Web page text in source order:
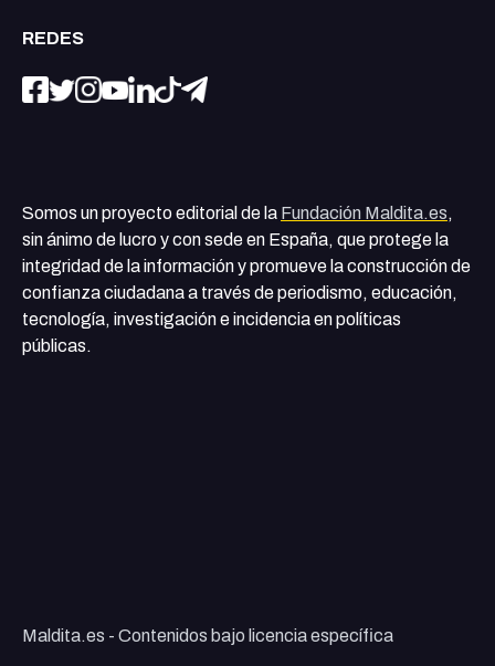
REDES
Somos un proyecto editorial de la Fundación Maldita.es,
sin ánimo de lucro y con sede en España, que protege la
integridad de la información y promueve la construcción de
confianza ciudadana a través de periodismo, educación,
tecnología, investigación e incidencia en políticas
públicas.
Maldita.es - Contenidos bajo licencia específica